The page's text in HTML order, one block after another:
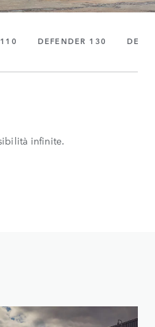
DEFENDER 130
infinite.